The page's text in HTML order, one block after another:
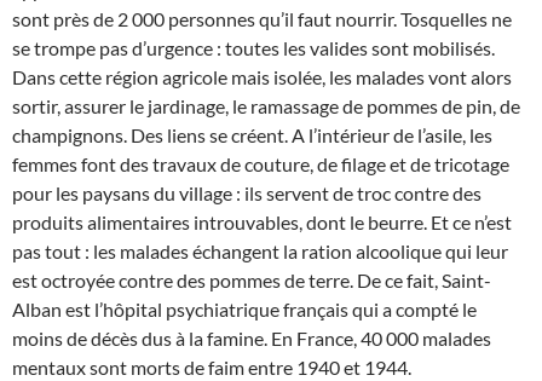
sont près de 2 000 personnes qu’il faut nourrir. Tosquelles ne
se trompe pas d’urgence : toutes les valides sont mobilisés.
Dans cette région agricole mais isolée, les malades vont alors
sortir, assurer le jardinage, le ramassage de pommes de pin, de
champignons. Des liens se créent. A l’intérieur de l’asile, les
femmes font des travaux de couture, de filage et de tricotage
pour les paysans du village : ils servent de troc contre des
produits alimentaires introuvables, dont le beurre. Et ce n’est
pas tout : les malades échangent la ration alcoolique qui leur
est octroyée contre des pommes de terre. De ce fait, Saint-
Alban est l’hôpital psychiatrique français qui a compté le
moins de décès dus à la famine. En France, 40 000 malades
mentaux sont morts de faim entre 1940 et 1944.